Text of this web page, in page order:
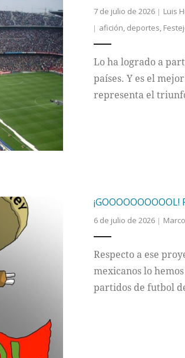
7 de julio de 2026 Luis
afición deportes
Lo ha logrado a
países. Y es el
representa el
¡GOOOOOOOOOOL!
6 de julio de 2026
Respecto a ese
mexicanos lo
partidos de futbol